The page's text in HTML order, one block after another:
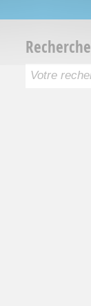
Recherche